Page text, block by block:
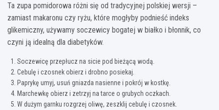
Ta zupa pomidorowa różni się od tradycyjnej polskiej wersji –
zamiast makaronu czy ryżu, które mogłyby podnieść indeks
glikemiczny, używamy soczewicy bogatej w białko i błonnik, co
czyni ją idealną dla diabetyków.
Soczewicę przepłucz na sicie pod bieżącą wodą.
Cebulę i czosnek obierz i drobno posiekaj.
Paprykę umyj, usuń gniazda nasienne i pokrój w kostkę.
Marchewkę obierz i zetrzyj na tarce o grubych oczkach.
W dużym garnku rozgrzej oliwę, zeszklij cebulę i czosnek.